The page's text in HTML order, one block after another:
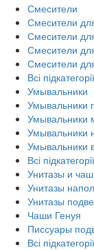
Смесители
Смесители
Смесители
Смесители
Смесители
Всі
Умывальники
Умывальники
Умывальники
Умывальники
Умывальники
Всі
Унитазы и
Унитазы
Унитазы
Чаши Генуя
Писсуары
Всі